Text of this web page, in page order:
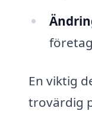
En viktig
trovärdig